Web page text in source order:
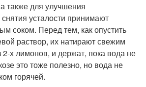
также для улучшения
усталости принимают
соком. Перед тем, как опустить
раствор, их натирают свежим
х лимонов, и держат, пока вода не
это тоже полезно, но вода не
горячей.